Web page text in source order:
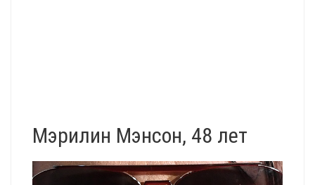
Мэрилин Мэнсон, 48 лет